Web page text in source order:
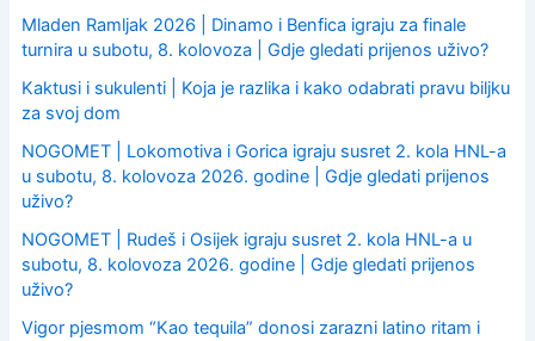
Mladen Ramljak 2026 | Dinamo i Benfica igraju za finale
turnira u subotu, 8. kolovoza | Gdje gledati prijenos uživo?
Kaktusi i sukulenti | Koja je razlika i kako odabrati pravu biljku
za svoj dom
NOGOMET | Lokomotiva i Gorica igraju susret 2. kola HNL-a
u subotu, 8. kolovoza 2026. godine | Gdje gledati prijenos
uživo?
NOGOMET | Rudeš i Osijek igraju susret 2. kola HNL-a u
subotu, 8. kolovoza 2026. godine | Gdje gledati prijenos
uživo?
Vigor pjesmom “Kao tequila” donosi zarazni latino ritam i